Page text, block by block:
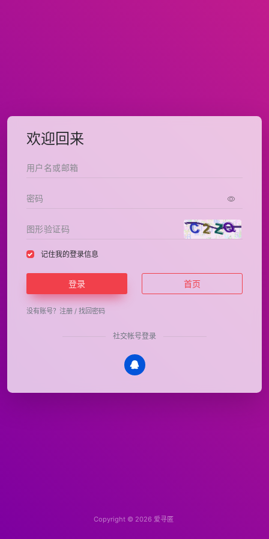
欢迎回来
记住我的登录信息
登录 首页
没有账号？ 注册 / 找回密码
社交帐号登录
Copyright © 2026 爱寻匿